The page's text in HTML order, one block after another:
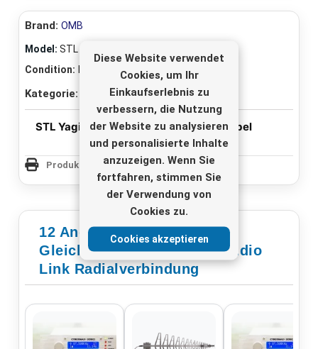
Diese Website verwendet
Cookies, um Ihr
Einkaufserlebnis zu
verbessern, die Nutzung
der Website zu analysieren
und personalisierte Inhalte
anzuzeigen. Wenn Sie
fortfahren, stimmen Sie
der Verwendung von
Cookies zu.
Cookies akzeptieren
Brand: OMB
Model: STL Yagi
Condition:
Kategorie: FM Studio Link Radialverbindung
STL Yagi-Antennenset + 5 m Koaxialkabel
Produktseite drucken
12 Andere Produkte In Der
Gleichen Kategorie - FM Studio
Link Radialverbindung